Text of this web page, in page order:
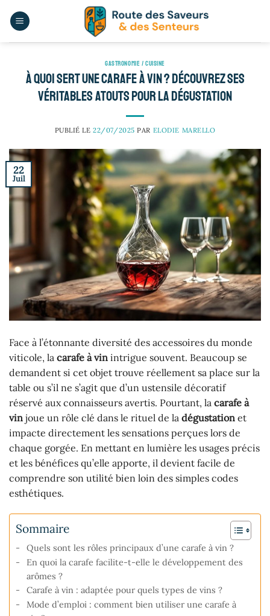
GASTRONOMIE / CUISINE
À quoi sert une carafe à vin ? Découvrez ses
véritables atouts pour la dégustation
PUBLIÉ LE22/07/2025 PAR ELODIE MARELLO
22
Juil
Face à l’étonnante diversité des accessoires du monde
viticole, la carafe à vin intrigue souvent. Beaucoup se
demandent si cet objet trouve réellement sa place sur la
table ou s’il ne s’agit que d’un ustensile décoratif
réservé aux connaisseurs avertis. Pourtant, la carafe à
vin joue un rôle clé dans le rituel de la dégustation et
impacte directement les sensations perçues lors de
chaque gorgée. En mettant en lumière les usages précis
et les bénéfices qu’elle apporte, il devient facile de
comprendre son utilité bien loin des simples codes
esthétiques.
Sommaire
Quels sont les rôles principaux d’une carafe à vin ?
En quoi la carafe facilite-t-elle le développement des
arômes ?
Carafe à vin : adaptée pour quels types de vins ?
Mode d’emploi : comment bien utiliser une carafe à